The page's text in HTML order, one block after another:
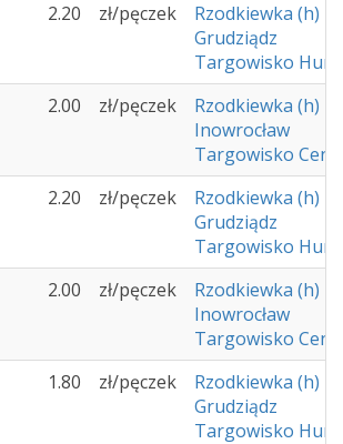
2.20 zł/pęczek
Rzodkiewka (h)
Grudziądz
Targowisko
2.00 zł/pęczek
Rzodkiewka (h)
Inowrocław
Targowisko
2.20 zł/pęczek
Rzodkiewka (h)
Grudziądz
Targowisko
2.00 zł/pęczek
Rzodkiewka (h)
Inowrocław
Targowisko
1.80 zł/pęczek
Rzodkiewka (h)
Grudziądz
Targowisko